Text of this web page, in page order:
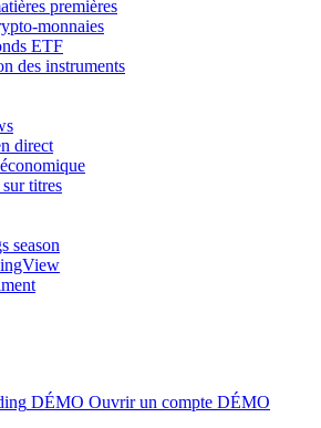
premières
monnaies
ETF
des instruments
direct
titres
season
DÉMO Ouvrir un compte DÉMO